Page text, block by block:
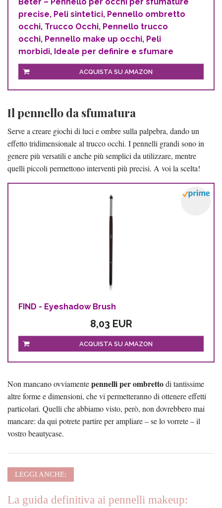
precise, Peli sintetici, Pennello ombretto
occhi, Trucco Occhi, Pennello trucco
occhi, Pennello make up occhi, Peli
morbidi, Ideale per definire e sfumare
ACQUISTA SU AMAZON
Il pennello da sfumatura
Serve a creare giochi di luci e ombre sulla palpebra, dando un
effetto tridimensionale al trucco occhi. I pennelli grandi sono in
genere più versatili e anche più semplici da utilizzare, mentre
quelli piccoli permettono interventi più precisi. A voi la scelta!
FIND - Eyeshadow Brush
8,03 EUR
ACQUISTA SU AMAZON
Non mancano ovviamentepennelli per ombrettodi tantissime
altre forme e dimensioni, che vi permetteranno di ottenere effetti
particolari. Quelli che abbiamo visto, però, non dovrebbero mai
mancare: da qui potrete partire per ampliare – se lo vorrete – il
vostro beautycase.
LEGGI ANCHE:
La guida definitiva ai pennelli makeup: